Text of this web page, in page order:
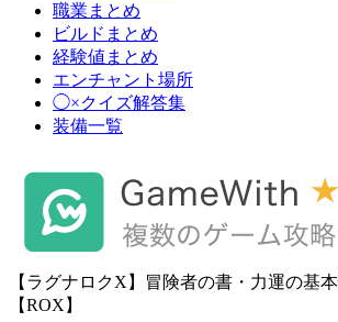
職業まとめ
ビルドまとめ
経験値まとめ
エンチャント場所
◯×クイズ解答集
装備一覧
【ラグナロクX】冒険者の書・力運の基
【ROX】